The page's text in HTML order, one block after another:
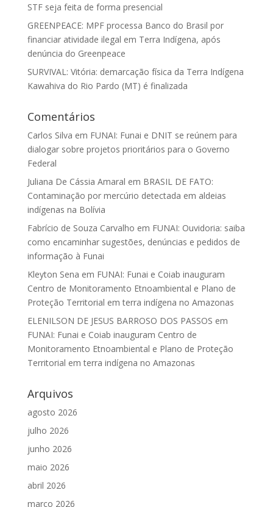
STF seja feita de forma presencial
GREENPEACE: MPF processa Banco do Brasil por
financiar atividade ilegal em Terra Indígena, após
denúncia do Greenpeace
SURVIVAL: Vitória: demarcação física da Terra Indígena
Kawahiva do Rio Pardo (MT) é finalizada
Comentários
Carlos Silva em FUNAI: Funai e DNIT se reúnem para
dialogar sobre projetos prioritários para o Governo
Federal
Juliana De Cássia Amaral em BRASIL DE FATO:
Contaminação por mercúrio detectada em aldeias
indígenas na Bolívia
Fabrício de Souza Carvalho em FUNAI: Ouvidoria: saiba
como encaminhar sugestões, denúncias e pedidos de
informação à Funai
Kleyton Sena em FUNAI: Funai e Coiab inauguram
Centro de Monitoramento Etnoambiental e Plano de
Proteção Territorial em terra indígena no Amazonas
ELENILSON DE JESUS BARROSO DOS PASSOS em
FUNAI: Funai e Coiab inauguram Centro de
Monitoramento Etnoambiental e Plano de Proteção
Territorial em terra indígena no Amazonas
Arquivos
agosto 2026
julho 2026
junho 2026
maio 2026
abril 2026
março 2026